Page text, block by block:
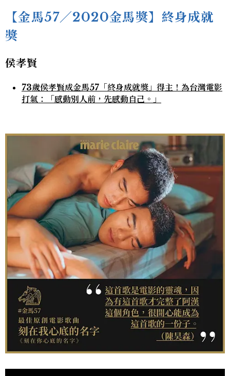
【金馬57／2020金馬獎】終身成就
獎
侯孝賢
73歲侯孝賢成金馬57「終身成就獎」得主！為台灣電影
打氣：「感動別人前，先感動自己。」